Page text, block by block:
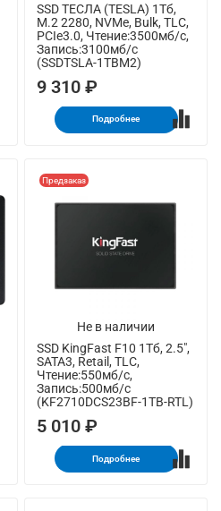
SSD ТЕСЛА (TESLA) 1Тб,
M.2 2280, NVMe, Bulk, TLC,
PCIe3.0, Чтение:3500мб/с,
Запись:3100мб/с
(SSDTSLA-1TBM2)
9 310 ₽
Подробнее
Не в наличии
Предзаказ
SSD KingFast F10 1Тб, 2.5",
SATA3, Retail, TLC,
Чтение:550мб/с,
Запись:500мб/с
(KF2710DCS23BF-1TB-RTL)
5 010 ₽
Подробнее